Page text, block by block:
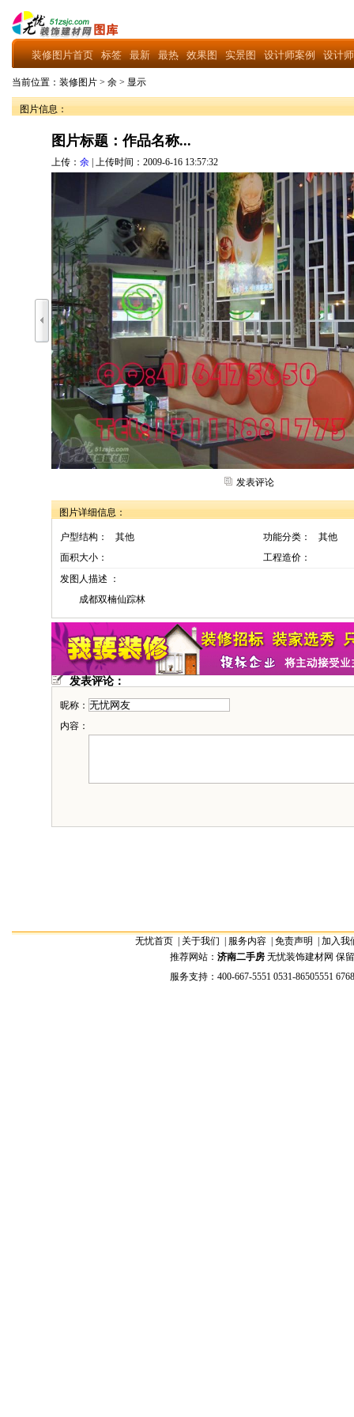
装修图片首页 标签 最新 最热 效果图 实景图 设计师案例 设计
当前位置： 装修图片 > 余 > 显示
图片信息：
图片标题：作品名称...
上传： 余 | 上传时间：2009-6-16 13:57:32
发表评论
图片详细信息：
户型结构： 其他 功能分类：
其他
面积大小：
工程造价：
发图人描述 ：
成都双楠仙踪林
发表评论：
昵称：
内容：
无忧首页 关于我们 服务内容 免责声明
加入我
推荐网站： 济南二手房 无忧装饰建材网 保
服务支持：400-667-5551 0531-86505551